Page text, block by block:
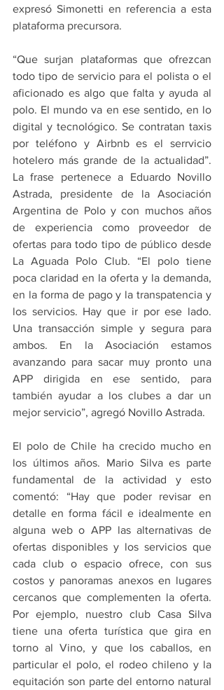
expresó Simonetti en referencia a esta
plataforma precursora.
“Que surjan plataformas que ofrezcan
todo tipo de servicio para el polista o el
aficionado es algo que falta y ayuda al
polo. El mundo va en ese sentido, en lo
digital y tecnológico. Se contratan taxis
por teléfono y Airbnb es el serrvicio
hotelero más grande de la actualidad”.
La frase pertenece a Eduardo Novillo
Astrada, presidente de la Asociación
Argentina de Polo y con muchos años
de experiencia como proveedor de
ofertas para todo tipo de público desde
La Aguada Polo Club. “El polo tiene
poca claridad en la oferta y la demanda,
en la forma de pago y la transpatencia y
los servicios. Hay que ir por ese lado.
Una transacción simple y segura para
ambos. En la Asociación estamos
avanzando para sacar muy pronto una
APP dirigida en ese sentido, para
también ayudar a los clubes a dar un
mejor servicio”, agregó Novillo Astrada.
El polo de Chile ha crecido mucho en
los últimos años. Mario Silva es parte
fundamental de la actividad y esto
comentó: “Hay que poder revisar en
detalle en forma fácil e idealmente en
alguna web o APP las alternativas de
ofertas disponibles y los servicios que
cada club o espacio ofrece, con sus
costos y panoramas anexos en lugares
cercanos que complementen la oferta.
Por ejemplo, nuestro club Casa Silva
tiene una oferta turística que gira en
torno al Vino, y que los caballos, en
particular el polo, el rodeo chileno y la
equitación son parte del entorno natural